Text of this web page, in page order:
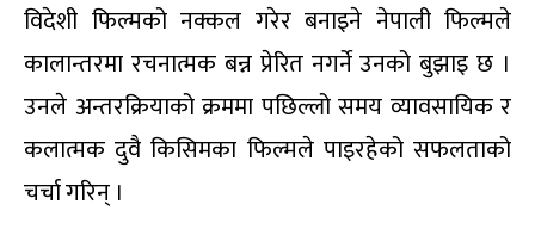
विदेशी फिल्मको नक्कल गरेर बनाइने नेपाली फिल्मले
कालान्तरमा रचनात्मक बन्न प्रेरित नगर्ने उनको बुझाइ छ ।
उनले अन्तरक्रियाको क्रममा पछिल्लो समय व्यावसायिक र
कलात्मक दुवै किसिमका फिल्मले पाइरहेको सफलताको
चर्चा गरिन् ।